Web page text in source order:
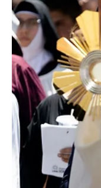
André Escaleira, Jr.
20 may
2 min
INVITACIÓN |
años de sacerdocio
¿Qué mejor manera
una Misa con el
callejera y
Denver) Pueblo
vaya que tenemos
monumental para
junio, ya que la
50.º aniversario de